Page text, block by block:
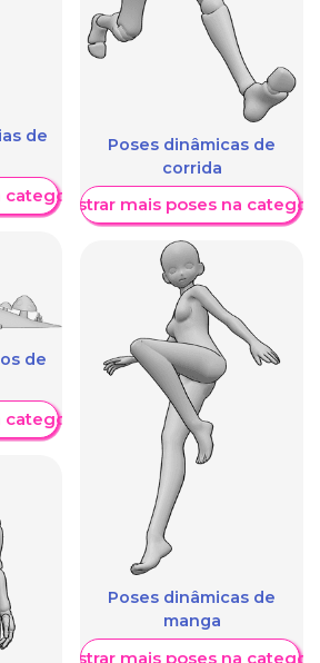
de
categoria
de
Poses dinâmicas de
corrida
Mostrar mais poses na
Poses dinâmicas de
manga
Mostrar mais poses na